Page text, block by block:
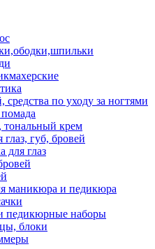
средства по уходу за ногтями
тональный крем
губ, бровей
для глаз
маникюра и педикюра
педикюрные наборы
блоки